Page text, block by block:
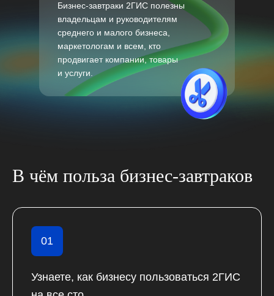
Бизнес-завтраки 2ГИС полезны
владельцам и руководителям
среднего и малого бизнеса,
маркетологам и всем, кто
продвигает компании, товары
и услуги.
В чём польза бизнес-завтраков
01
Узнаете, как бизнесу пользоваться 2ГИС